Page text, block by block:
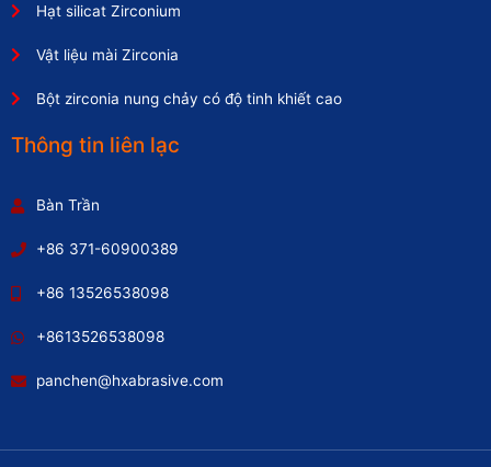
Hạt silicat Zirconium
Vật liệu mài Zirconia
Bột zirconia nung chảy có độ tinh khiết cao
Thông tin liên lạc
Bàn Trần
+86 371-60900389
+86 13526538098
+8613526538098
panchen@hxabrasive.com